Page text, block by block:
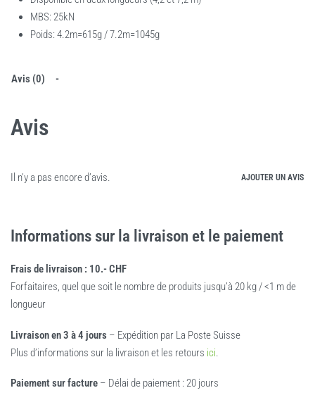
MBS: 25kN
Poids: 4.2m=615g / 7.2m=1045g
Avis (0)
Avis
Il n’y a pas encore d’avis. AJOUTER UN AVIS
Informations sur la livraison et le paiement
Frais de livraison : 10.- CHF
Forfaitaires, quel que soit le nombre de produits jusqu’à 20 kg / <1 m de
longueur
Livraison en 3 à 4 jours – Expédition par La Poste Suisse
Plus d’informations sur la livraison et les retours ici.
Paiement sur facture – Délai de paiement : 20 jours